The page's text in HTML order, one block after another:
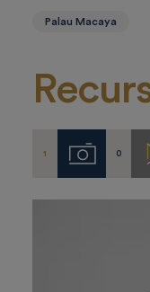
Palau Macaya
1 Imágenes
0